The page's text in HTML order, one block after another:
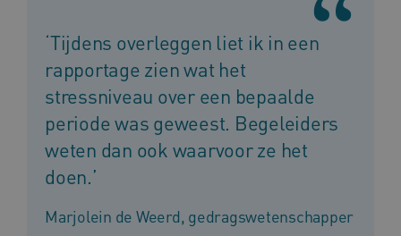
‘Tijdens overleggen liet ik in een
rapportage zien wat het
stressniveau over een bepaalde
periode was geweest. Begeleiders
weten dan ook waarvoor ze het
doen.’
Marjolein de Weerd, gedragswetenschapper
ARRAffinitySameSite
Microsoft Corporation
.www.kennispleingehandicaptensector.nl